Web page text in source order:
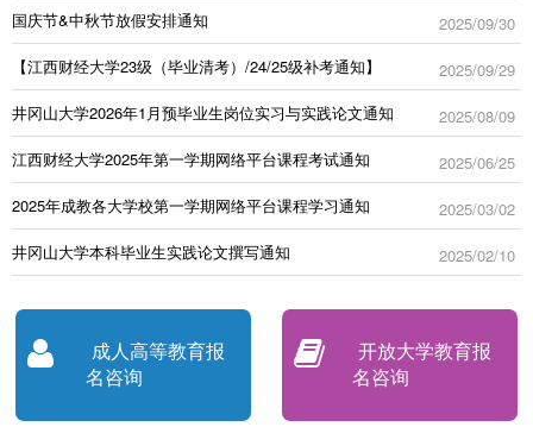
国庆节&中秋节放假安排通知
2025/09/30
【江西财经大学23级（毕业清考）/24/25级补考通知】
2025/09/29
井冈山大学2026年1月预毕业生岗位实习与实践论文通知
2025/08/09
江西财经大学2025年第一学期网络平台课程考试通知
2025/06/25
2025年成教各大学校第一学期网络平台课程学习通知
2025/03/02
井冈山大学本科毕业生实践论文撰写通知
2025/02/10
成人高等教育报
名咨询
开放大学教育报
名咨询